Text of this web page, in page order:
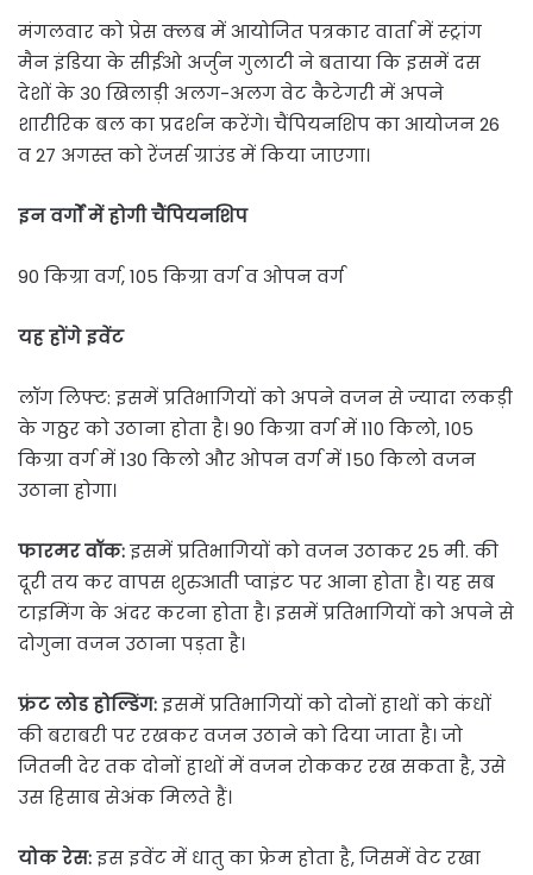
मंगलवार को प्रेस क्लब में आयोजित पत्रकार वार्ता में स्ट्रांग
मैन इंडिया के सीईओ अर्जुन गुलाटी ने बताया कि इसमें दस
देशों के 30 खिलाड़ी अलग-अलग वेट कैटेगरी में अपने
शारीरिक बल का प्रदर्शन करेंगे। चैंपियनशिप का आयोजन 26
व 27 अगस्त को रेंजर्स ग्राउंड में किया जाएगा।
इन वर्गों में होगी चैंपियनशिप
90 किग्रा वर्ग, 105 किग्रा वर्ग व ओपन वर्ग
यह होंगे इवेंट
लॉग लिफ्ट: इसमें प्रतिभागियों को अपने वजन से ज्यादा लकड़ी
के गठ्ठर को उठाना होता है। 90 किग्रा वर्ग में 110 किलो, 105
किग्रा वर्ग में 130 किलो और ओपन वर्ग में 150 किलो वजन
उठाना होगा।
फारमर वॉक:इसमें प्रतिभागियों को वजन उठाकर 25 मी. की
दूरी तय कर वापस शुरुआती प्वाइंट पर आना होता है। यह सब
टाइमिंग के अंदर करना होता है। इसमें प्रतिभागियों को अपने से
दोगुना वजन उठाना पड़ता है।
फ्रंट लोड होल्डिंग:इसमें प्रतिभागियों को दोनों हाथों को कंधों
की बराबरी पर रखकर वजन उठाने को दिया जाता है। जो
जितनी देर तक दोनों हाथों में वजन रोककर रख सकता है, उसे
उस हिसाब सेअंक मिलते हैं।
योक रेस:इस इवेंट में धातु का फ्रेम होता है, जिसमें वेट रखा